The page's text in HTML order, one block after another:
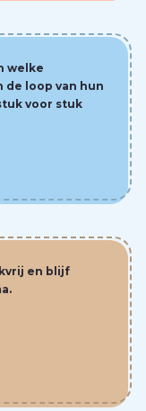
welke
loop van hun
voor stuk
en blijf